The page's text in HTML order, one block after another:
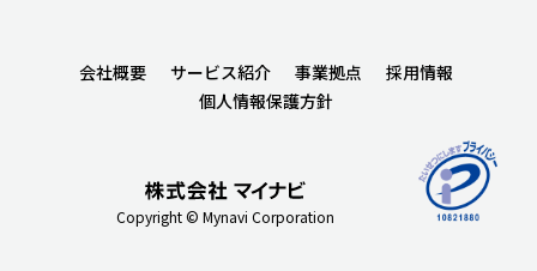
Copyright © Mynavi Corporation
会社概要 サービス紹介 事業拠点
採用情報
個人情報保護方針